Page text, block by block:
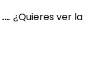
.... ¿Quieres ver la